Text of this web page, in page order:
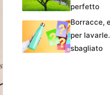
perfetto
Borracce,
per
sbagliato